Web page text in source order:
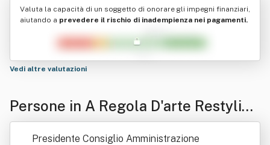
Valuta la capacità di un soggetto di onorare gli impegni finanziari,
aiutando a prevedere il rischio di inadempienza nei pagamenti.
Vedi altre valutazioni
Persone in A Regola D'arte Restyling
Srl
Presidente Consiglio Amministrazione